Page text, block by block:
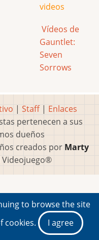
videos
Vídeos de
Gauntlet:
Seven
Sorrows
| Staff| Enlaces
pertenecen a sus
dueños
creados por Marty
Videojuego®
to browse the site
cookies.
I agree